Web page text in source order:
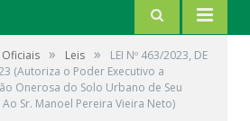
» Leis »
LEI Nº 463/2023, DE
(Autoriza o Poder Executivo a
Onerosa do Solo Urbano de Seu
Sr. Manoel Pereira Vieira Neto)